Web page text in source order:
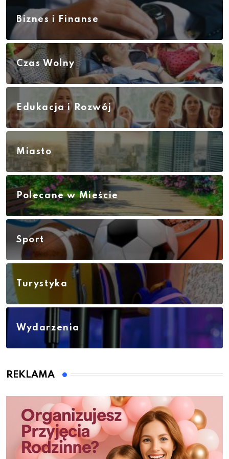
Biznes i Finanse
Czas Wolny
Edukacja i Rozwój
Miasto
Polecane w Mieście
Sport
Turystyka
Wydarzenia
REKLAMA